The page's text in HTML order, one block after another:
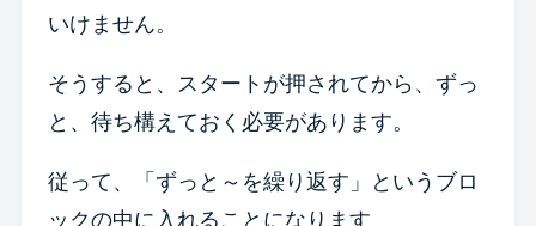
いけません。
そうすると、スタートが押されてから、ずっ
と、待ち構えておく必要があります。
従って、「ずっと～を繰り返す」というブロ
ックの中に入れることになります